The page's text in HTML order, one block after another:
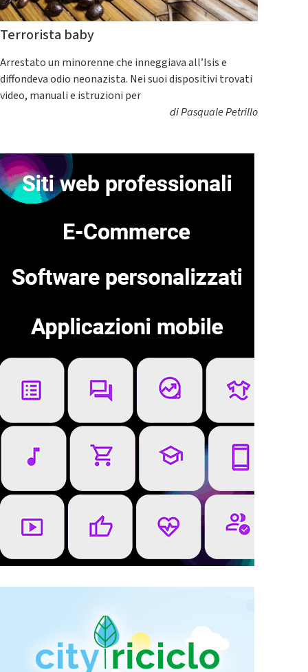
Terrorista baby
Arrestato un minorenne che inneggiava all’Isis e
diffondeva odio neonazista. Nei suoi dispositivi trovati
video, manuali e istruzioni per
diPasquale Petrillo